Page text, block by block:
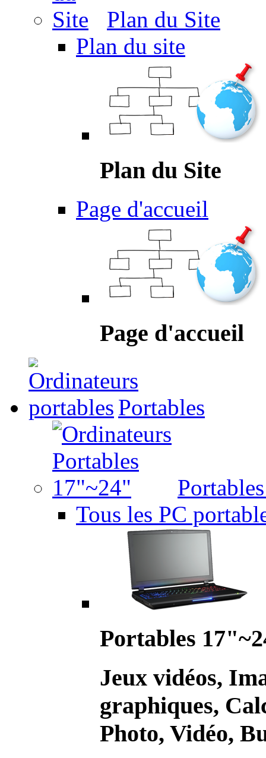
Plan du Site
Plan du site
Plan du Site
Page d'accueil
Page d'accueil
Portables
Tous les PC
Portables
Jeux vidéos,
graphiques,
Photo, Vidéo,